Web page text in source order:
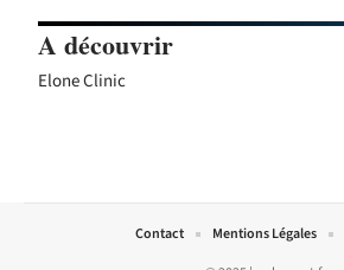
A découvrir
Elone Clinic
Contact Mentions Légales